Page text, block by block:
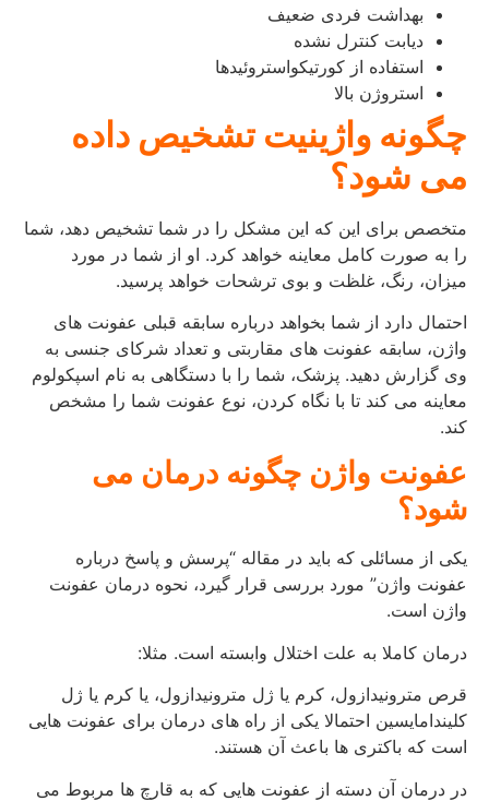
بهداشت فردی ضعیف
دیابت کنترل نشده
استفاده از کورتیکواستروئیدها
استروژن بالا
چگونه واژینیت تشخیص داده
می شود؟
متخصص برای این که این مشکل را در شما تشخیص دهد، شما
را به صورت کامل معاینه خواهد کرد. او از شما در مورد
میزان، رنگ، غلظت و بوی ترشحات خواهد پرسید.
احتمال دارد از شما بخواهد درباره سابقه قبلی عفونت های
واژن، سابقه عفونت های مقاربتی و تعداد شرکای جنسی به
وی گزارش دهید. پزشک، شما را با دستگاهی به نام اسپکولوم
معاینه می کند تا با نگاه کردن، نوع عفونت شما را مشخص
کند.
عفونت واژن چگونه درمان می
شود؟
یکی از مسائلی که باید در مقاله “پرسش و پاسخ درباره
عفونت واژن” مورد بررسی قرار گیرد، نحوه درمان عفونت
واژن است.
درمان کاملا به علت اختلال وابسته است. مثلا:
قرص مترونیدازول، کرم یا ژل مترونیدازول، یا کرم یا ژل
کلیندامایسین احتمالا یکی از راه های درمان برای عفونت هایی
است که باکتری ها باعث آن هستند.
در درمان آن دسته از عفونت هایی که به قارچ ها مربوط می